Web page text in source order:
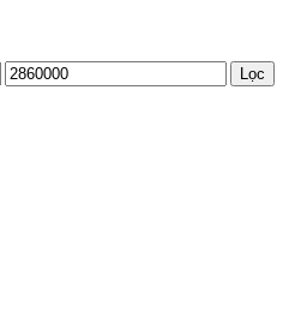
Giá
tối
Lọc